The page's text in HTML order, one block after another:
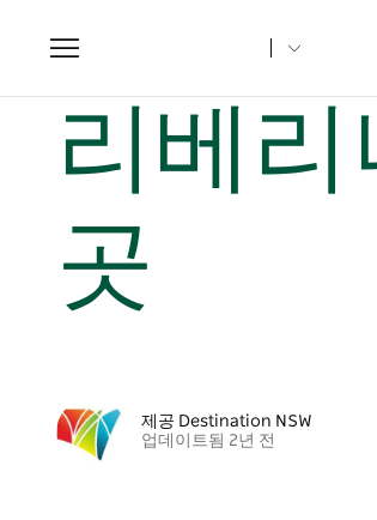
Toggle
navigation
리베
곳
제공 Destination NSW
업데이트됨 2년 전